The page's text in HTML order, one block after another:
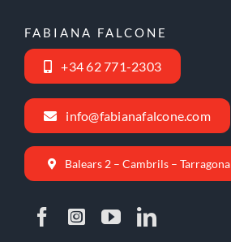
FABIANA FALCONE
+34 62 771-2303
info@fabianafalcone.com
Balears 2 – Cambrils – Tarragona